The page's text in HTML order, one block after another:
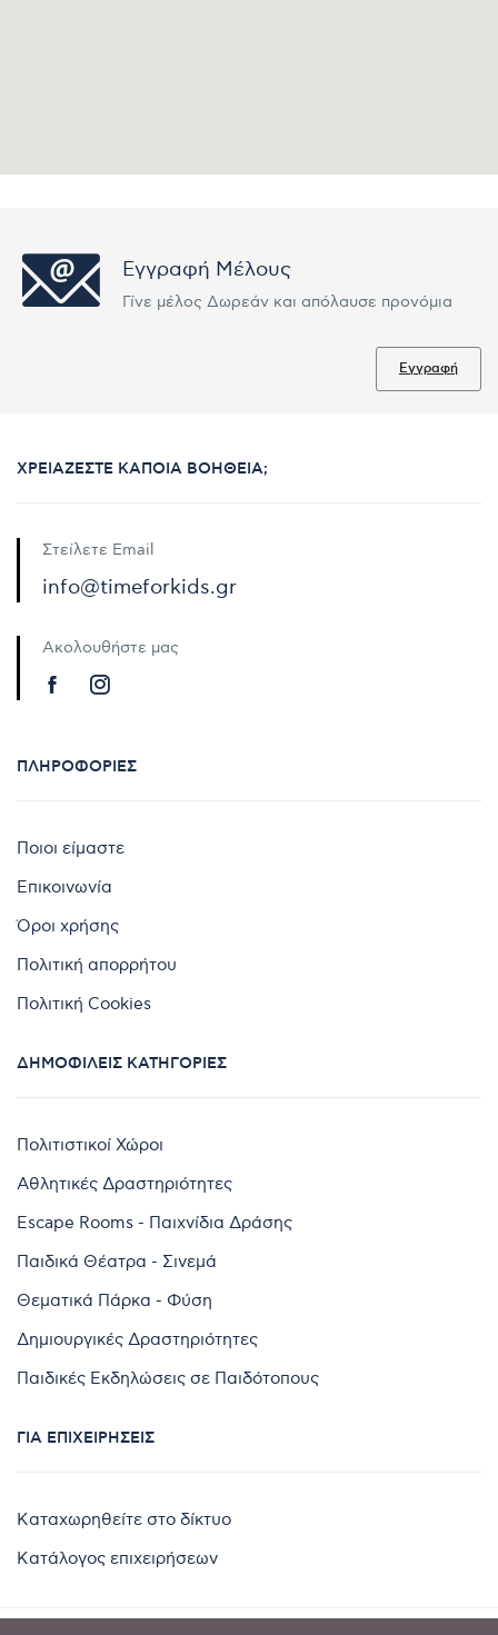
Εγγραφή Μέλους
Γίνε μέλος Δωρεάν και απόλαυσε προνόμια
Εγγραφή
ΧΡΕΙΆΖΕΣΤΕ ΚΆΠΟΙΑ ΒΟΉΘΕΙΑ;
Στείλετε Email
info@timeforkids.gr
Ακολουθήστε μας
ΠΛΗΡΟΦΟΡΊΕΣ
Ποιοι είμαστε
Επικοινωνία
Όροι χρήσης
Πολιτική απορρήτου
Πολιτική Cookies
ΔΗΜΟΦΙΛΕΊΣ ΚΑΤΗΓΟΡΊΕΣ
Πολιτιστικοί Χώροι
Αθλητικές Δραστηριότητες
Escape Rooms - Παιχνίδια Δράσης
Παιδικά Θέατρα - Σινεμά
Θεματικά Πάρκα - Φύση
Δημιουργικές Δραστηριότητες
Παιδικές Εκδηλώσεις σε Παιδότοπους
ΓΙΑ ΕΠΙΧΕΙΡΉΣΕΙΣ
Καταχωρηθείτε στο δίκτυο
Κατάλογος επιχειρήσεων